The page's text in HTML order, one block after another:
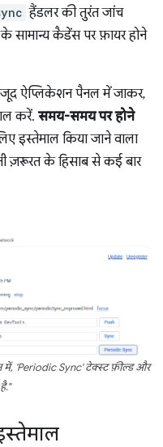
हैंडलर की तुरंत जांच
सामान्य कैडेंस पर फ़ायर होने
ऐप्लिकेशन पैनल में जाकर,
करें. समय-समय पर होने
इस्तेमाल किया जाने वाला
ज़रूरत के हिसाब से कई बार
'Periodic Sync' टेक्स्ट फ़ील्ड और